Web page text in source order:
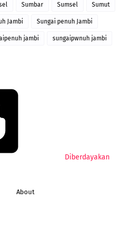
Sumbar Sumsel Sumut
Jambi Sungai penuh Jambi
jambi sungaipwnuh jambi
Diberdayakan
About